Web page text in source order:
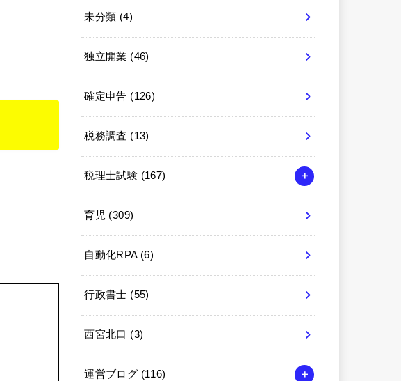
未分類 (4)
独立開業 (46)
確定申告 (126)
税務調査 (13)
税理士試験 (167)
育児 (309)
自動化RPA (6)
行政書士 (55)
西宮北口 (3)
運営ブログ (116)